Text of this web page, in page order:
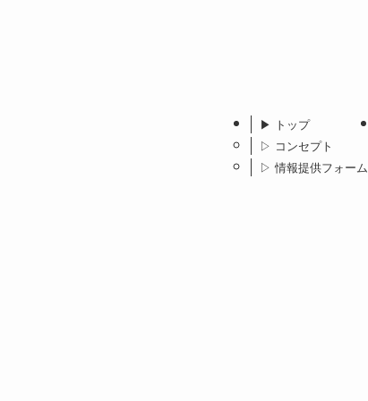
▶︎ トップ
▷ コンセプト
▷ 情報提供フォーム